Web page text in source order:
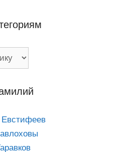
Евстифеев